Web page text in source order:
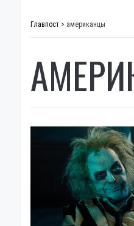
Главпост > американцы